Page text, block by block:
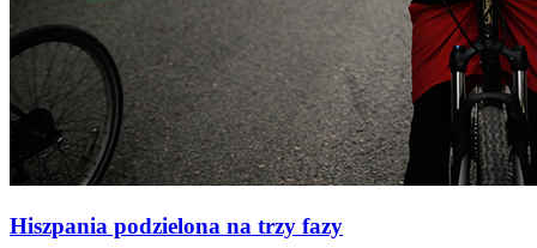
Hiszpania podzielona na trzy fazy